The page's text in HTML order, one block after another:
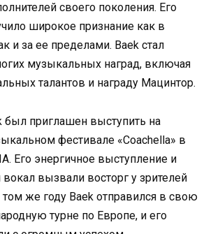
своего поколения. Его
широкое признание как в
и за ее пределами. Baek стал
музыкальных наград, включая
талантов и награду Мацинтор.
был приглашен выступить на
фестивале «Coachella» в
Его энергичное выступление и
вызвали восторг у зрителей
том же году Baek отправился в свою
турне по Европе, и его